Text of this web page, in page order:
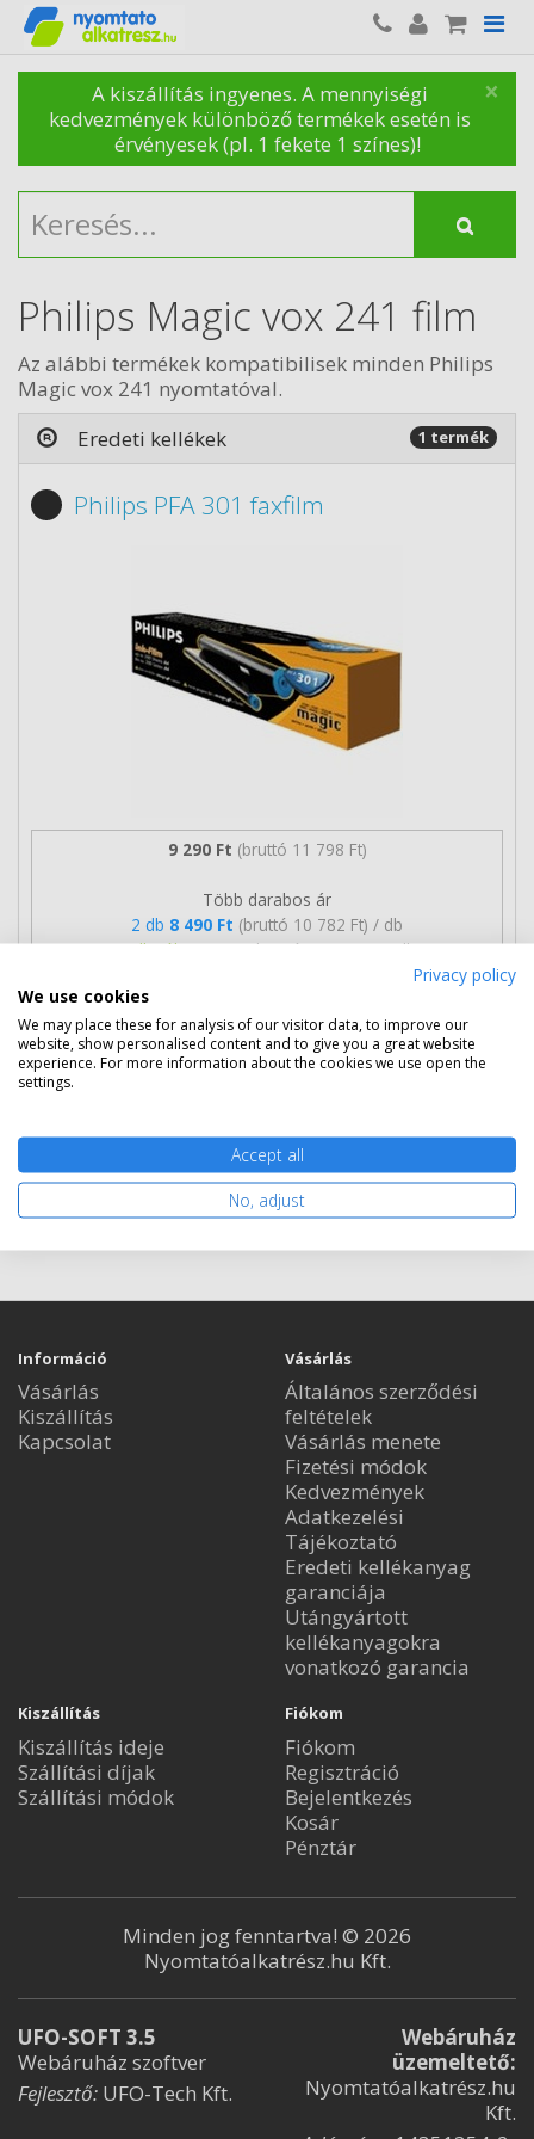
×
A kiszállítás ingyenes. A mennyiségi
kedvezmények különböző termékek esetén is
érvényesek (pl. 1 fekete 1 színes)!
Philips Magic vox 241 film
Az alábbi termékek kompatibilisek minden Philips
Magic vox 241 nyomtatóval.
Eredeti kellékek
1 termék
Philips PFA 301 faxfilm
9 290 Ft (bruttó 11 798 Ft)
Több darabos ár
2 db 8 490 Ft (bruttó 10 782 Ft) / db
3 db-tól8 290 Ft (bruttó 10 528 Ft) / db
Rendelésre
Ingyenes szállítás
Nem rendelhető
Információ
Vásárlás
Kiszállítás
Kapcsolat
Vásárlás
Általános szerződési
feltételek
Vásárlás menete
Fizetési módok
Kedvezmények
Adatkezelési
Tájékoztató
Eredeti kellékanyag
garanciája
Utángyártott
kellékanyagokra
vonatkozó garancia
Kiszállítás
Kiszállítás ideje
Szállítási díjak
Szállítási módok
Fiókom
Fiókom
Regisztráció
Bejelentkezés
Kosár
Pénztár
Minden jog fenntartva! © 2026
Nyomtatóalkatrész.hu Kft.
UFO-SOFT 3.5
Webáruház szoftver
Fejlesztő: UFO-Tech Kft.
Webáruház
üzemeltető:
Nyomtatóalkatrész.hu
Kft.
Privacy policy
We use cookies
We may place these for analysis of our visitor data, to improve our
website, show personalised content and to give you a great website
experience. For more information about the cookies we use open the
settings.
Accept all
No, adjust